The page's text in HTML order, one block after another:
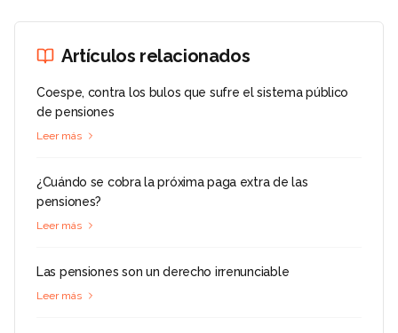
Artículos relacionados
Coespe, contra los bulos que sufre el sistema público
de pensiones
Leer más
¿Cuándo se cobra la próxima paga extra de las
pensiones?
Leer más
Las pensiones son un derecho irrenunciable
Leer más